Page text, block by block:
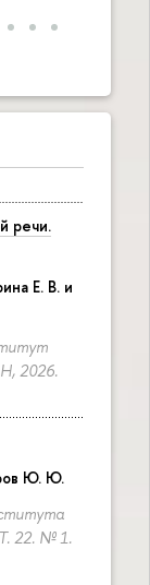
речи.
Е. В. и
2026.
Ю. Ю.
22. № 1.